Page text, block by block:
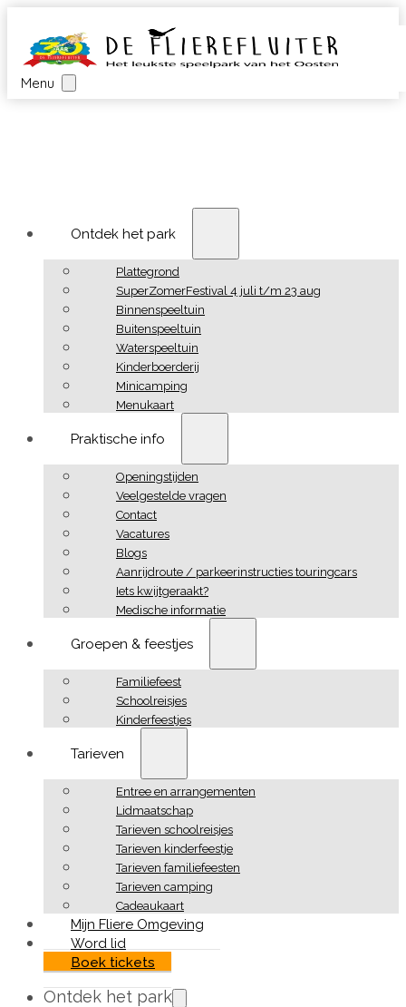
Menu
Ontdek het park
Plattegrond
SuperZomerFestival 4 juli t/m 23 aug
Binnenspeeltuin
Buitenspeeltuin
Waterspeeltuin
Kinderboerderij
Minicamping
Menukaart
Praktische info
Openingstijden
Veelgestelde vragen
Contact
Vacatures
Blogs
Aanrijdroute / parkeerinstructies touringcars
Iets kwijtgeraakt?
Medische informatie
Groepen & feestjes
Familiefeest
Schoolreisjes
Kinderfeestjes
Tarieven
Entree en arrangementen
Lidmaatschap
Tarieven schoolreisjes
Tarieven kinderfeestje
Tarieven familiefeesten
Tarieven camping
Cadeaukaart
Mijn Fliere Omgeving
Word lid
Boek tickets
Ontdek het park